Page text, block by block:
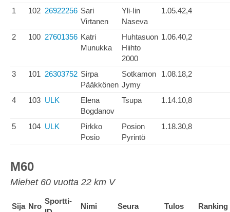
1 102 26922256 Sari
Virtanen
Yli-Iin
Naseva
1.05.42,4
2 100 27601356 Katri
Munukka
Huhtasuon
Hiihto
2000
1.06.40,2
3 101 26303752 Sirpa
Pääkkönen
Sotkamon
Jymy
1.08.18,2
4 103 ULK
Elena
Bogdanov
Tsupa 1.14.10,8
5 104 ULK
Pirkko
Posio
Posion
Pyrintö
1.18.30,8
M60
Miehet 60 vuotta 22 km V
Sija Nro
Sportti-
Nimi Seura Tulos Ranking